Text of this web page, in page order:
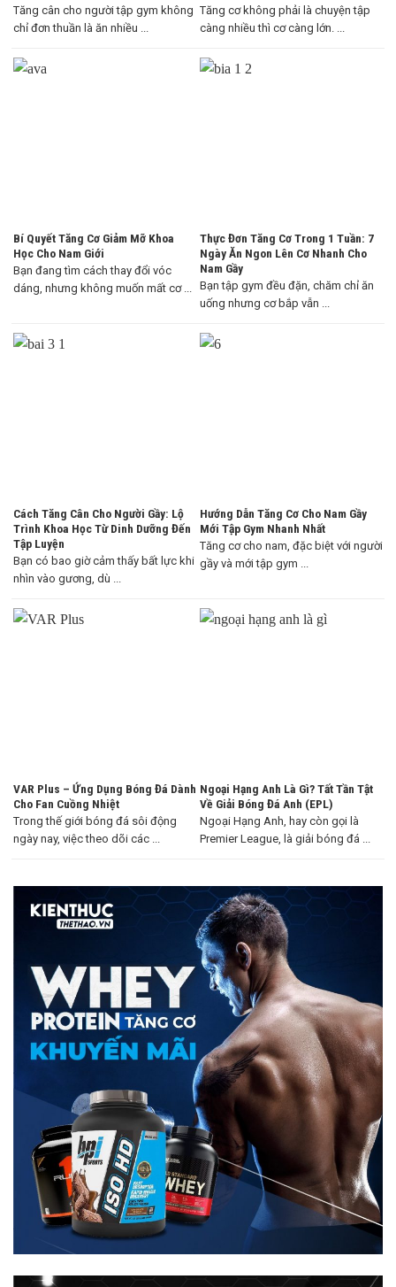
Tăng cân cho người tập gym không
chỉ đơn thuần là ăn nhiều ...
Tăng cơ không phải là chuyện tập
càng nhiều thì cơ càng lớn. ...
Bí Quyết Tăng Cơ Giảm Mỡ Khoa
Học Cho Nam Giới
Bạn đang tìm cách thay đổi vóc
dáng, nhưng không muốn mất cơ ...
Thực Đơn Tăng Cơ Trong 1 Tuần: 7
Ngày Ăn Ngon Lên Cơ Nhanh Cho
Nam Gầy
Bạn tập gym đều đặn, chăm chỉ ăn
uống nhưng cơ bắp vẫn ...
Cách Tăng Cân Cho Người Gầy: Lộ
Trình Khoa Học Từ Dinh Dưỡng Đến
Tập Luyện
Bạn có bao giờ cảm thấy bất lực khi
nhìn vào gương, dù ...
Hướng Dẫn Tăng Cơ Cho Nam Gầy
Mới Tập Gym Nhanh Nhất
Tăng cơ cho nam, đặc biệt với người
gầy và mới tập gym ...
VAR Plus – Ứng Dụng Bóng Đá Dành
Cho Fan Cuồng Nhiệt
Trong thế giới bóng đá sôi động
ngày nay, việc theo dõi các ...
Ngoại Hạng Anh Là Gì? Tất Tần Tật
Về Giải Bóng Đá Anh (EPL)
Ngoại Hạng Anh, hay còn gọi là
Premier League, là giải bóng đá ...